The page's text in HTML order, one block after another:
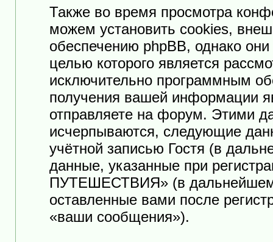
Также во время просмотра
можем установить cookies,
обеспечению phpBB, однако
целью которого является
исключительно программным
получения вашей информации
отправляете на форум. Этими
исчерпываются, следующие
учётной записью Гостя (в
данные, указанные при
ПУТЕШЕСТВИЯ» (в дальнейшем
оставленные вами после
«ваши сообщения»).